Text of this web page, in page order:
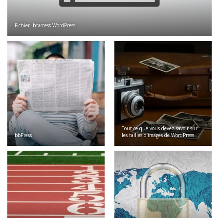
Fichier .htaccess WordPress
bbPress
Tout ce que vous devez savoir sur
les tailles d’images de WordPress